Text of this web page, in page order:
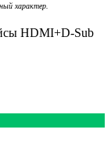
характер.
HDMI+D-Sub